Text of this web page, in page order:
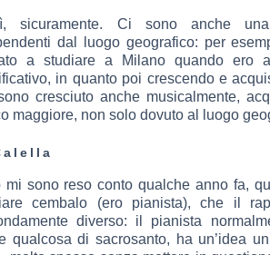
sicuramente. Ci sono anche
dal luogo geografico: per
a studiare a Milano quando ero
in quanto poi crescendo e
cresciuto anche musicalmente,
maggiore, non solo dovuto al luogo
mi sono reso conto qualche anno fa,
cembalo (ero pianista), che il
diverso: il pianista
qualcosa di sacrosanto, ha un’idea